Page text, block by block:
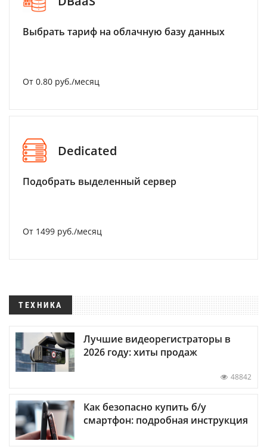
Выбрать тариф на облачную базу данных
От 0.80 руб./месяц
Dedicated
Подобрать выделенный сервер
От 1499 руб./месяц
ТЕХНИКА
Лучшие видеорегистраторы в
2026 году: хиты продаж
48842
Как безопасно купить б/у
смартфон: подробная инструкция